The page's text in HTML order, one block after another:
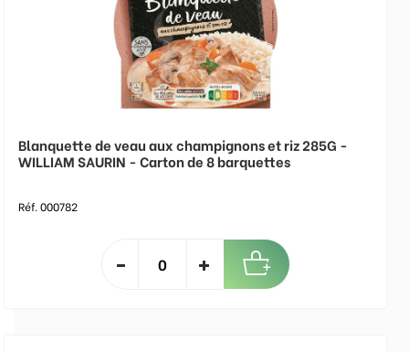
Blanquette de veau aux champignons et riz 285G -
WILLIAM SAURIN - Carton de 8 barquettes
Réf. 000782